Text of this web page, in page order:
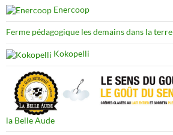
Enercoop
Ferme pédagogique les demains dans la terre
Kokopelli
la Belle Aude